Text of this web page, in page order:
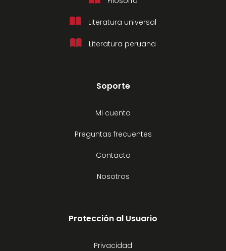
Literatura universal
Literatura peruana
Soporte
Mi cuenta
Preguntas frecuentes
Contacto
Nosotros
Protección al Usuario
Privacidad